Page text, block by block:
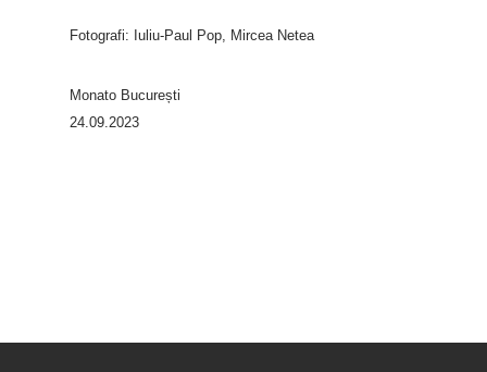
Fotografi: Iuliu-Paul Pop, Mircea Netea
Monato București
24.09.2023